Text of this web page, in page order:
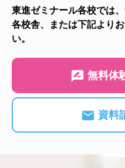
東進ゼミナール各校では
各校舎、または下記より
い。
無料体
資料